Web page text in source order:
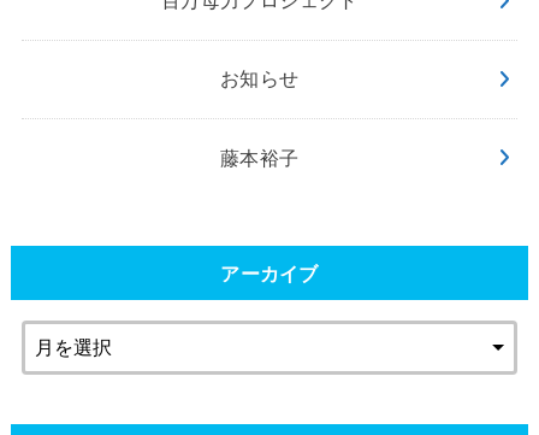
お知らせ
藤本裕子
アーカイブ